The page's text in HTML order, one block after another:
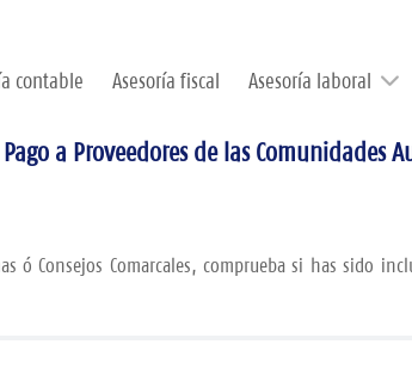
contable Asesoría fiscal Asesoría laboral
a Proveedores de las Comunidades
ó Consejos Comarcales, comprueba si has sido